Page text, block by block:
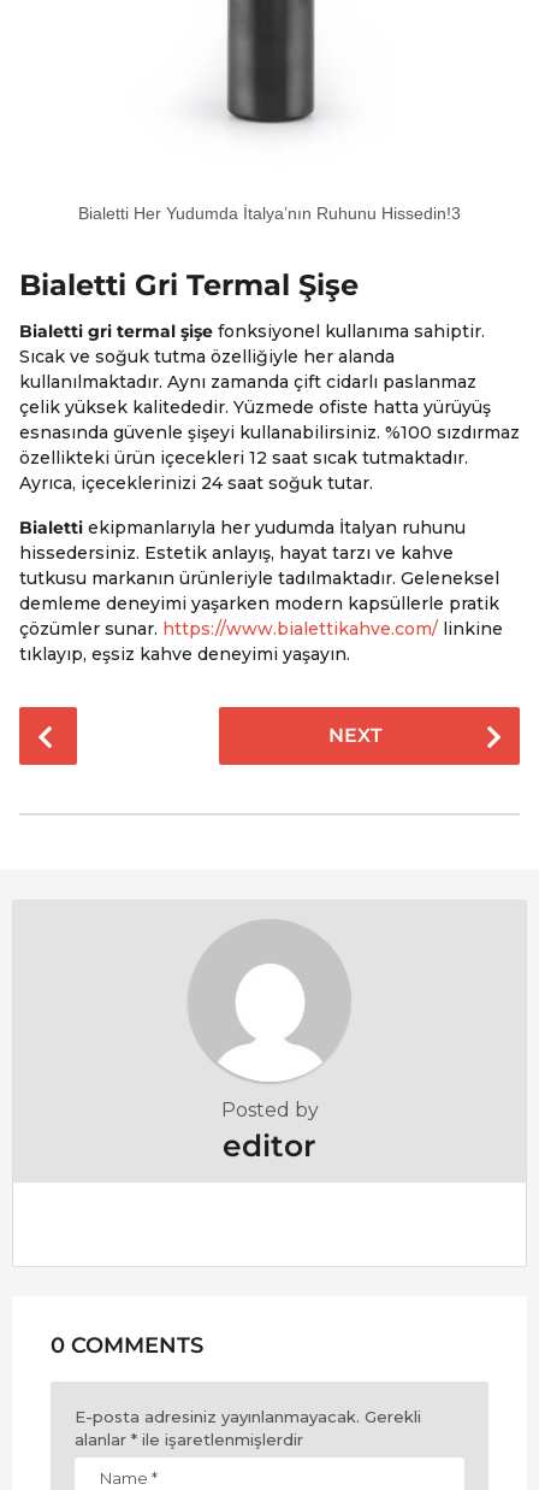
Bialetti Her Yudumda İtalya’nın Ruhunu Hissedin!3
Bialetti Gri Termal Şişe
Bialetti gri termal şişe fonksiyonel kullanıma sahiptir.
Sıcak ve soğuk tutma özelliğiyle her alanda
kullanılmaktadır. Aynı zamanda çift cidarlı paslanmaz
çelik yüksek kalitededir. Yüzmede ofiste hatta yürüyüş
esnasında güvenle şişeyi kullanabilirsiniz. %100 sızdırmaz
özellikteki ürün içecekleri 12 saat sıcak tutmaktadır.
Ayrıca, içeceklerinizi 24 saat soğuk tutar.
Bialetti ekipmanlarıyla her yudumda İtalyan ruhunu
hissedersiniz. Estetik anlayış, hayat tarzı ve kahve
tutkusu markanın ürünleriyle tadılmaktadır. Geleneksel
demleme deneyimi yaşarken modern kapsüllerle pratik
çözümler sunar. https://www.bialettikahve.com/ linkine
tıklayıp, eşsiz kahve deneyimi yaşayın.
o
t
NEXT
Posted by
editor
0 COMMENTS
E-posta adresiniz yayınlanmayacak. Gerekli
alanlar * ile işaretlenmişlerdir